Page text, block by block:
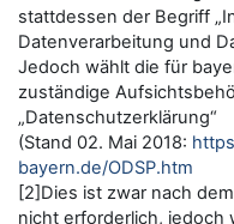
stattdessen der Begriff
Datenverarbeitung und
Jedoch wählt die für
zuständige
„Datenschutzerklärung“
(Stand 02. Mai 2018:
bayern.de/ODSP.htm
[2]Dies ist zwar nach
nicht erforderlich, jedoch